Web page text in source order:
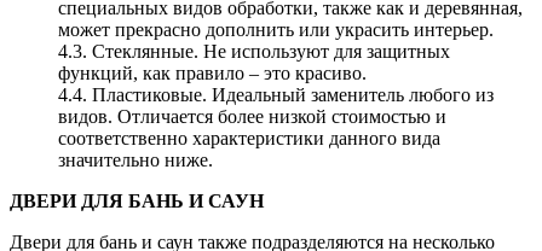
специальных видов обработки, также как и деревянная,
может прекрасно дополнить или украсить интерьер.
4.3. Стеклянные. Не используют для защитных
функций, как правило – это красиво.
4.4. Пластиковые. Идеальный заменитель любого из
видов. Отличается более низкой стоимостью и
соответственно характеристики данного вида
значительно ниже.
ДВЕРИ ДЛЯ БАНЬ И САУН
Двери для бань и саун также подразделяются на несколько